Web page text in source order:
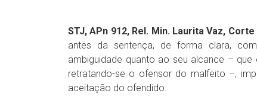
STJ, APn 912, Rel. Min. Laurita Vaz,
antes da sentença, de forma clara,
ambiguidade quanto ao seu alcance –
retratando-se o ofensor do malfeito –,
aceitação do ofendido.